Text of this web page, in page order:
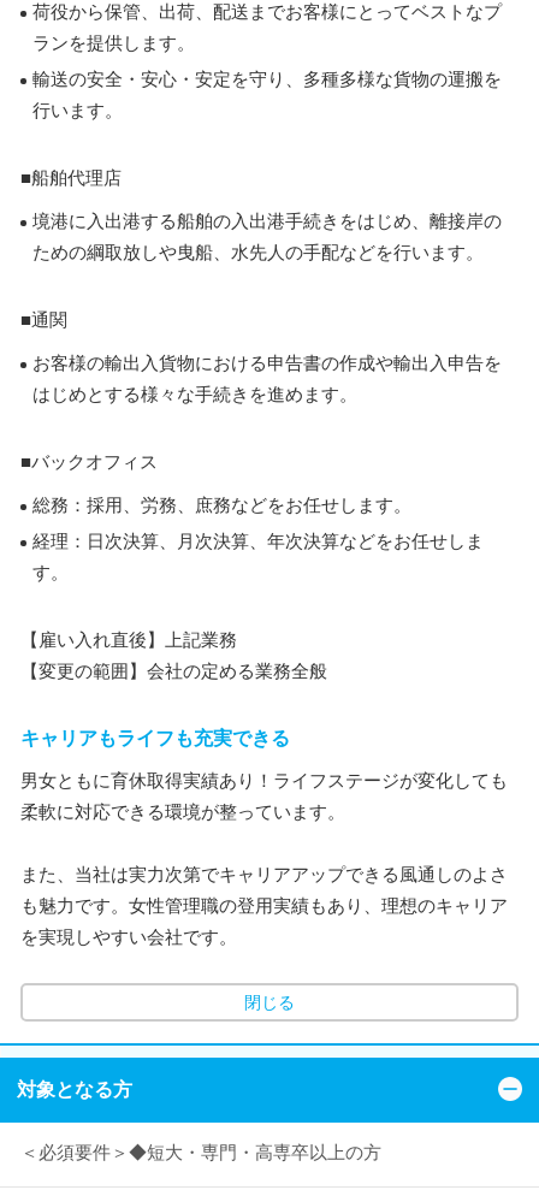
荷役から保管、出荷、配送までお客様にとってベストなプ
ランを提供します。
輸送の安全・安心・安定を守り、多種多様な貨物の運搬を
行います。
■船舶代理店
境港に入出港する船舶の入出港手続きをはじめ、離接岸の
ための綱取放しや曳船、水先人の手配などを行います。
■通関
お客様の輸出入貨物における申告書の作成や輸出入申告を
はじめとする様々な手続きを進めます。
■バックオフィス
総務：採用、労務、庶務などをお任せします。
経理：日次決算、月次決算、年次決算などをお任せしま
す。
【雇い入れ直後】上記業務
【変更の範囲】会社の定める業務全般
キャリアもライフも充実できる
男女ともに育休取得実績あり！ライフステージが変化しても
柔軟に対応できる環境が整っています。
また、当社は実力次第でキャリアアップできる風通しのよさ
も魅力です。女性管理職の登用実績もあり、理想のキャリア
を実現しやすい会社です。
閉じる
対象となる方
＜必須要件＞◆短大・専門・高専卒以上の方